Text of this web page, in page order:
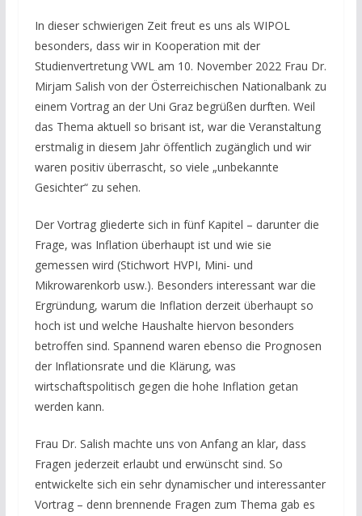
In dieser schwierigen Zeit freut es uns als WIPOL
besonders, dass wir in Kooperation mit der
Studienvertretung VWL am 10. November 2022 Frau Dr.
Mirjam Salish von der Österreichischen Nationalbank zu
einem Vortrag an der Uni Graz begrüßen durften. Weil
das Thema aktuell so brisant ist, war die Veranstaltung
erstmalig in diesem Jahr öffentlich zugänglich und wir
waren positiv überrascht, so viele „unbekannte
Gesichter“ zu sehen.
Der Vortrag gliederte sich in fünf Kapitel – darunter die
Frage, was Inflation überhaupt ist und wie sie
gemessen wird (Stichwort HVPI, Mini- und
Mikrowarenkorb usw.). Besonders interessant war die
Ergründung, warum die Inflation derzeit überhaupt so
hoch ist und welche Haushalte hiervon besonders
betroffen sind. Spannend waren ebenso die Prognosen
der Inflationsrate und die Klärung, was
wirtschaftspolitisch gegen die hohe Inflation getan
werden kann.
Frau Dr. Salish machte uns von Anfang an klar, dass
Fragen jederzeit erlaubt und erwünscht sind. So
entwickelte sich ein sehr dynamischer und interessanter
Vortrag – denn brennende Fragen zum Thema gab es